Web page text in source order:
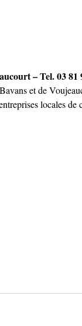
– Tel. 03 81
et de
locales de